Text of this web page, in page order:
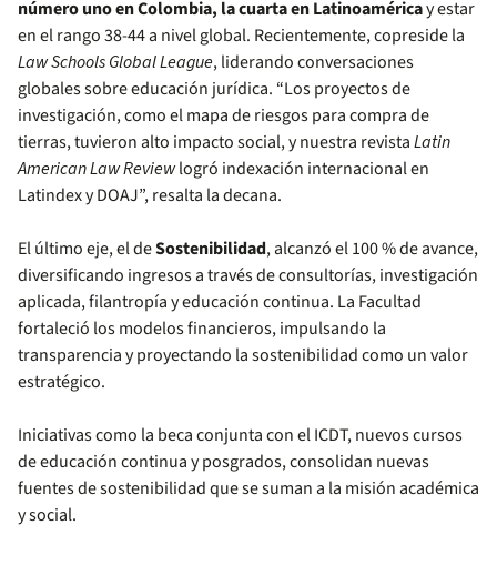
número uno en Colombia, la cuarta en Latinoaméricay estar
en el rango 38-44 a nivel global. Recientemente, copreside la
Law Schools Global League, liderando conversaciones
globales sobre educación jurídica. “Los proyectos de
investigación, como el mapa de riesgos para compra de
tierras, tuvieron alto impacto social, y nuestra revistaLatin
American Law Reviewlogró indexación internacional en
Latindex y DOAJ”, resalta la decana.
El último eje, el deSostenibilidad, alcanzó el 100 % de avance,
diversificando ingresos a través de consultorías, investigación
aplicada, filantropía y educación continua. La Facultad
fortaleció los modelos financieros, impulsando la
transparencia y proyectando la sostenibilidad como un valor
estratégico.
Iniciativas como la beca conjunta con el ICDT, nuevos cursos
de educación continua y posgrados, consolidan nuevas
fuentes de sostenibilidad que se suman a la misión académica
y social.